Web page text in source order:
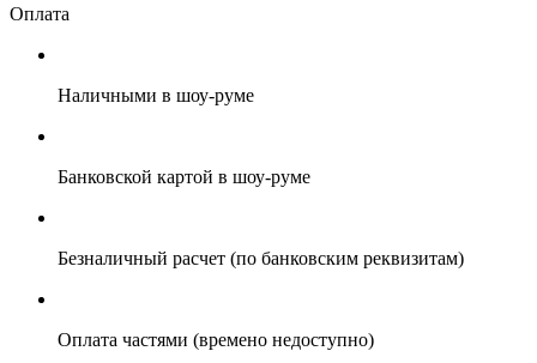
Оплата
Наличными в шоу-руме
Банковской картой в шоу-руме
Безналичный расчет (по банковским реквизитам)
Оплата частями (времено недоступно)